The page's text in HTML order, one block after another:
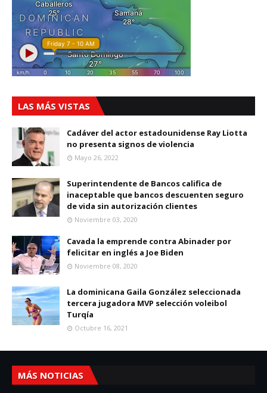
LAS MÁS VISTAS
Cadáver del actor estadounidense Ray Liotta
no presenta signos de violencia
Mayo 26, 2022
Superintendente de Bancos califica de
inaceptable que bancos descuenten seguro
de vida sin autorización clientes
Noviembre 03, 2020
Cavada la emprende contra Abinader por
felicitar en inglés a Joe Biden
Noviembre 08, 2020
La dominicana Gaila González seleccionada
tercera jugadora MVP selección voleibol
Turqía
Octubre 16, 2021
MÁS NOTICIAS